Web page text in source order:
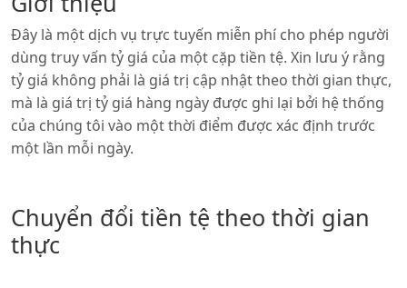
Đây là một dịch vụ trực tuyến miễn phí cho phép người
dùng truy vấn tỷ giá của một cặp tiền tệ. Xin lưu ý rằng
tỷ giá không phải là giá trị cập nhật theo thời gian thực,
mà là giá trị tỷ giá hàng ngày được ghi lại bởi hệ thống
của chúng tôi vào một thời điểm được xác định trước
một lần mỗi ngày.
Chuyển đổi tiền tệ theo thời gian
thực